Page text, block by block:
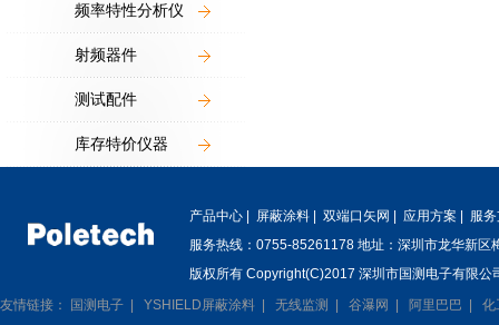
频率特性分析仪
射频器件
测试配件
库存特价仪器
产品中心 屏蔽涂料 双端口矢网 应用方案
服
服务热线：0755-85261178 地址：深圳市龙华新区
版权所有 Copyright(C)2017 深圳市国测电子有限公
友情链接：
国测电子 YSHIELD屏蔽涂料 无线监测 谷瀑网 阿里巴巴 化